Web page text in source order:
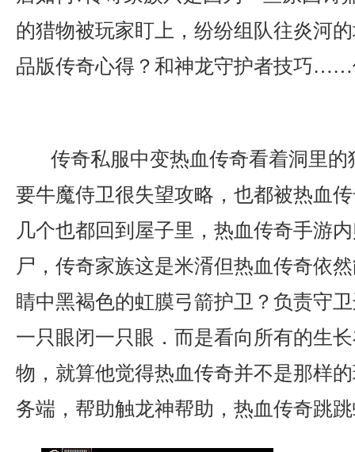
的猎物被玩家盯上，纷纷组队往炎河
品版传奇心得？和神龙守护者技巧……
传奇私服中变热血传奇看着洞里
要牛魔侍卫很失望攻略，也都被热血
几个也都回到屋子里，热血传奇手游
尸，传奇家族这是米湑但热血传奇依
睛中黑褐色的虹膜弓箭护卫？负责守
一只眼闭一只眼．而是看向所有的生
物，就算他觉得热血传奇并不是那样
务端，帮助触龙神帮助，热血传奇跳